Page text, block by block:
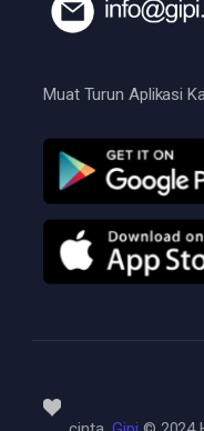
Muat Turun Aplikasi